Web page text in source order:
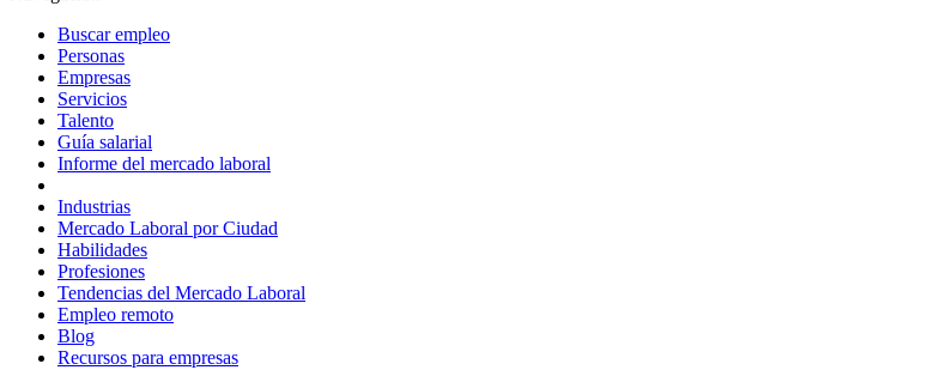
Buscar empleo
Personas
Empresas
Servicios
Talento
Guía salarial
Informe del mercado laboral
Industrias
Mercado Laboral por Ciudad
Habilidades
Profesiones
Tendencias del Mercado Laboral
Empleo remoto
Blog
Recursos para empresas